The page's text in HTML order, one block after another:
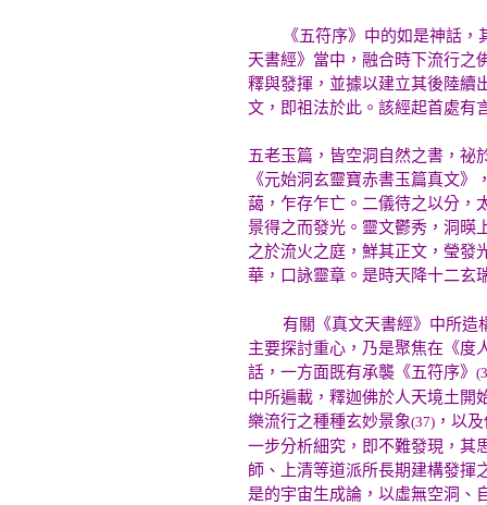
《五符序》中的如是神話，其
天書經》當中，融合時下流行之
釋與發揮，並據以建立其後陸續
文，即祖法於此。該經起首處有
五老玉篇，皆空洞自然之書，祕
《元始洞玄靈寶赤書玉篇真文
藹，乍存乍亡。二儀待之以分，
景得之而發光。靈文鬱秀，洞暎
之於流火之庭，鮮其正文，瑩發
華，口詠靈章。是時天降十二玄
有關《真文天書經》中所造構
主要探討重心，乃是聚焦在《度
話，一方面既有承襲《五符序》
中所遍載，釋迦佛於人天境土開
樂流行之種種玄妙景象(37) ，以
一步分析細究，即不難發現，其
師、上清等道派所長期建構發揮
是的宇宙生成論，以虛無空洞、